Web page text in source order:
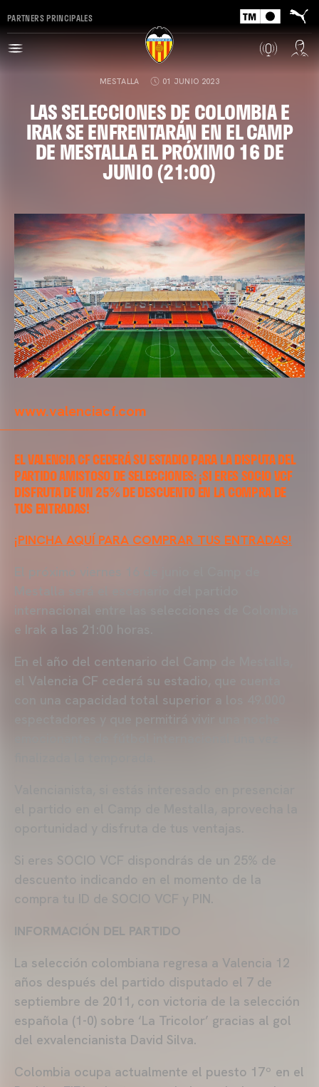
PARTNERS PRINCIPALES
MESTALLA 01 JUNIO 2023
LAS SELECCIONES DE COLOMBIA E
IRAK SE ENFRENTARÁN EN EL CAMP
DE MESTALLA EL PRÓXIMO 16 DE
JUNIO (21:00)
www.valenciacf.com
EL VALENCIA CF CEDERÁ SU ESTADIO PARA LA DISPUTA DEL
PARTIDO AMISTOSO DE SELECCIONES: ¡SI ERES SOCIO VCF
DISFRUTA DE UN 25% DE DESCUENTO EN LA COMPRA DE
TUS ENTRADAS!
¡PINCHA AQUÍ PARA COMPRAR TUS ENTRADAS!
e Irak a las 21:00 horas.
En el año del centenario del Camp de Mestalla,
el Valencia CF cederá su estadio, que cuenta
con una capacidad total superior a los 49.000
Si eres SOCIO VCF dispondrás de un 25% de
descuento indicando en el momento de la
compra tu ID de SOCIO VCF y PIN.
INFORMACIÓN DEL PARTIDO
La selección colombiana regresa a Valencia 12
años después del partido disputado el 7 de
septiembre de 2011, con victoria de la selección
española (1-0) sobre ‘La Tricolor’ gracias al gol
del exvalencianista David Silva.
Colombia ocupa actualmente el puesto 17º en el